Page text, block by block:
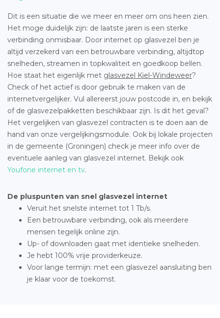
Dit is een situatie die we meer en meer om ons heen zien.
Het moge duidelijk zijn: de laatste jaren is een sterke
verbinding onmisbaar. Door internet op glasvezel ben je
altijd verzekerd van een betrouwbare verbinding, altijdtop
snelheden, streamen in topkwaliteit en goedkoop bellen.
Hoe staat het eigenlijk met glasvezel Kiel-Windeweer?
Check of het actief is door gebruik te maken van de
internetvergelijker. Vul allereerst jouw postcode in, en bekijk
of de glasvezelpakketten beschikbaar zijn. Is dit het geval?
Het vergelijken van glasvezel contracten is te doen aan de
hand van onze vergelijkingsmodule. Ook bij lokale projecten
in de gemeente (Groningen) check je meer info over de
eventuele aanleg van glasvezel internet. Bekijk ook
Youfone internet en tv.
De pluspunten van snel glasvezel internet
Veruit het snelste internet tot 1 Tb/s.
Een betrouwbare verbinding, ook als meerdere
mensen tegelijk online zijn.
Up- of downloaden gaat met identieke snelheden.
Je hebt 100% vrije providerkeuze.
Voor lange termijn: met een glasvezel aansluiting ben
je klaar voor de toekomst.